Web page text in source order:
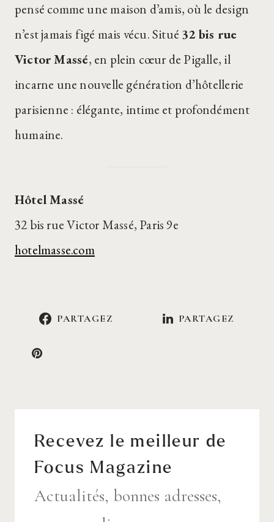
pensé comme une maison d’amis, où le design
n’est jamais figé mais vécu. Situé 32 bis rue
Victor Massé, en plein cœur de Pigalle, il
incarne une nouvelle génération d’hôtellerie
parisienne : élégante, intime et profondément
humaine.
Hôtel Massé
32 bis rue Victor Massé, Paris 9e
hotelmasse.com
PARTAGEZ PARTAGEZ
Recevez le meilleur de
Focus Magazine
Actualités, bonnes adresses,